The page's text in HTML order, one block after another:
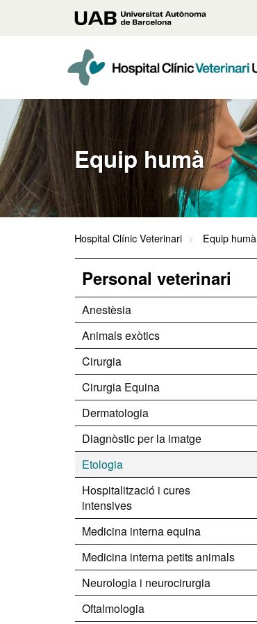
Universitat
de
Barcelona
Equip humà
Hospital Clínic Veterinari Equip humà
Personal veterinari
Anestèsia
Animals exòtics
Cirurgia
Cirurgia Equina
Dermatologia
Diagnòstic per la imatge
Etologia
Hospitalització i cures
intensives
Medicina interna equina
Medicina interna petits animals
Neurologia i neurocirurgia
Oftalmologia